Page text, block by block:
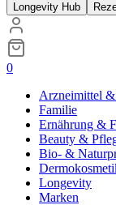
Longevity Hub
0
Arzneimittel
Familie
Ernährung &
Beauty &
Bio- &
Longevity
Marken